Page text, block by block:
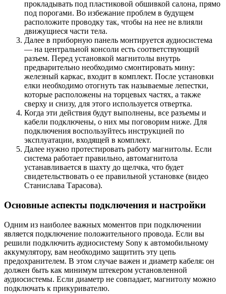
прокладывать под пластиковой обшивкой салона, прямо
под порогами. Во избежание проблем в будущем
расположите проводку так, чтобы на нее не влияли
движущиеся части тела.
Далее в приборную панель монтируется аудиосистема
— на центральной консоли есть соответствующий
разъем. Перед установкой магнитолы внутрь
предварительно необходимо смонтировать мину:
железный каркас, входит в комплект. После установки
елки необходимо отогнуть так называемые лепестки,
которые расположены на торцевых частях, а также
сверху и снизу, для этого используется отвертка.
Когда эти действия будут выполнены, все разъемы и
кабели подключены, о них мы поговорим ниже. Для
подключения воспользуйтесь инструкцией по
эксплуатации, входящей в комплект.
Далее нужно протестировать работу магнитолы. Если
система работает правильно, автомагнитола
устанавливается в шахту до щелчка, что будет
свидетельствовать о ее правильной установке (видео
Станислава Тарасова).
Основные аспекты подключения и настройки
Одним из наиболее важных моментов при подключении
является подключение положительного провода. Если вы
решили подключить аудиосистему Sony к автомобильному
аккумулятору, вам необходимо защитить эту цепь
предохранителем. В этом случае важен и диаметр кабеля: он
должен быть как минимум штекером установленной
аудиосистемы. Если диаметр не совпадает, магнитолу можно
подключать к прикуривателю.